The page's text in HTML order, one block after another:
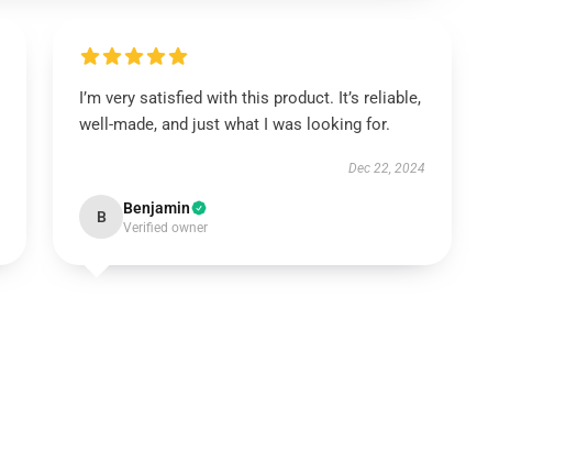
I’m very satisfied with this product. It’s reliable,
well-made, and just what I was looking for.
Dec 22, 2024
B Benjamin
Verified owner